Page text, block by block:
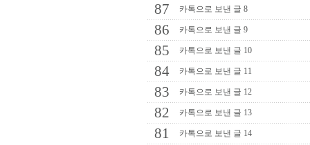
87 카톡으로 보낸 글 8
86 카톡으로 보낸 글 9
85 카톡으로 보낸 글 10
84 카톡으로 보낸 글 11
83 카톡으로 보낸 글 12
82 카톡으로 보낸 글 13
81 카톡으로 보낸 글 14